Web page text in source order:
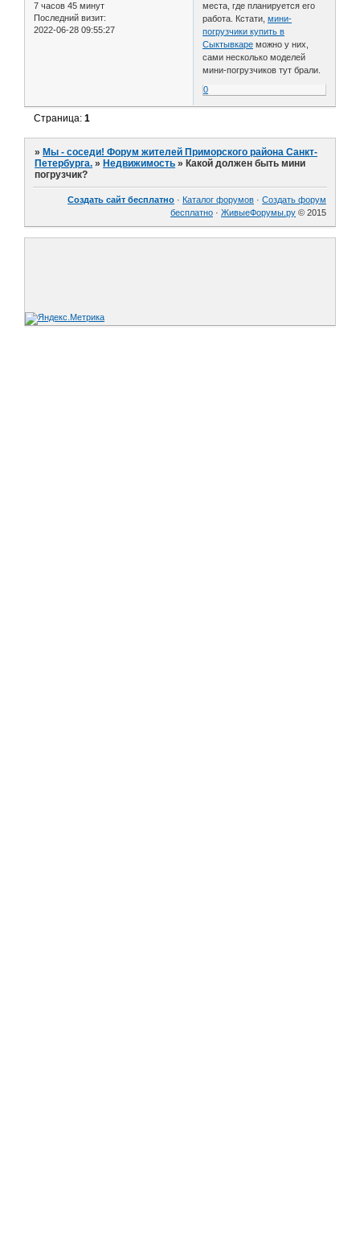
7 часов 45 минут
Последний визит:
2022-06-28 09:55:27
места, где планируется его
работа. Кстати,мини-
погрузчики купить в
Сыктывкаре можно у них,
сами несколько моделей
мини-погрузчиков тут брали.
0
Страница:1
» Мы - соседи! Форум жителей Приморского района Санкт-
Петербурга. » Недвижимость » Какой должен быть мини
погрузчик?
Создать сайт бесплатно · Каталог форумов · Создать форум
бесплатно · ЖивыеФорумы.ру © 2015